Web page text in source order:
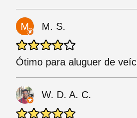
M. S.
Ótimo para aluguer de
W. D. A. C.